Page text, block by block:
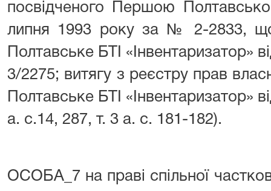
посвідченого Першою
липня 1993 року за № 2-2833, що
Полтавське БТІ «Інвентаризатор»
3/2275; витягу з реєстру прав
Полтавське БТІ «Інвентаризатор»
а. с.14, 287, т. 3 а. с. 181-182).
ОСОБА_7 на праві спільної